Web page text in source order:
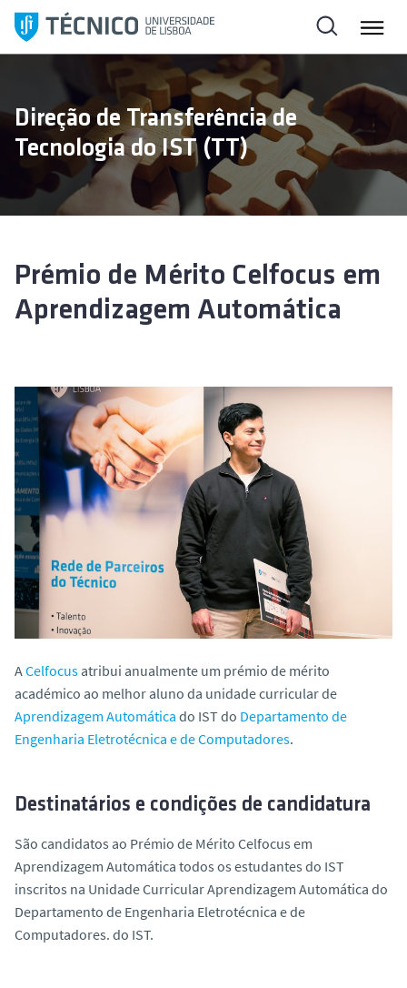
l
a
Direção de Transferência de
Tecnologia do IST (TT)
Prémio de Mérito Celfocus em
Aprendizagem Automática
ACelfocus atribui anualmente um prémio de mérito
académico ao melhor aluno da unidade curricular de
Aprendizagem Automática do IST do Departamento de
Engenharia Eletrotécnica e de Computadores.
Destinatários e condições de candidatura
São candidatos ao Prémio de Mérito Celfocus em
Aprendizagem Automática todos os estudantes do IST
inscritos na Unidade Curricular Aprendizagem Automática do
Departamento de Engenharia Eletrotécnica e de
Computadores. do IST.